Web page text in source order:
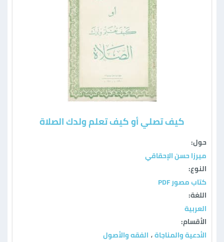
كيف تصلي أو كيف تعلم ولدك الصلاة
حول:
ميرزا حسن الإحقاقي
النوع:
كتاب مصور PDF
اللغة:
العربية
الأقسام:
الأدعية والمناجاة ، الفقه والأصول